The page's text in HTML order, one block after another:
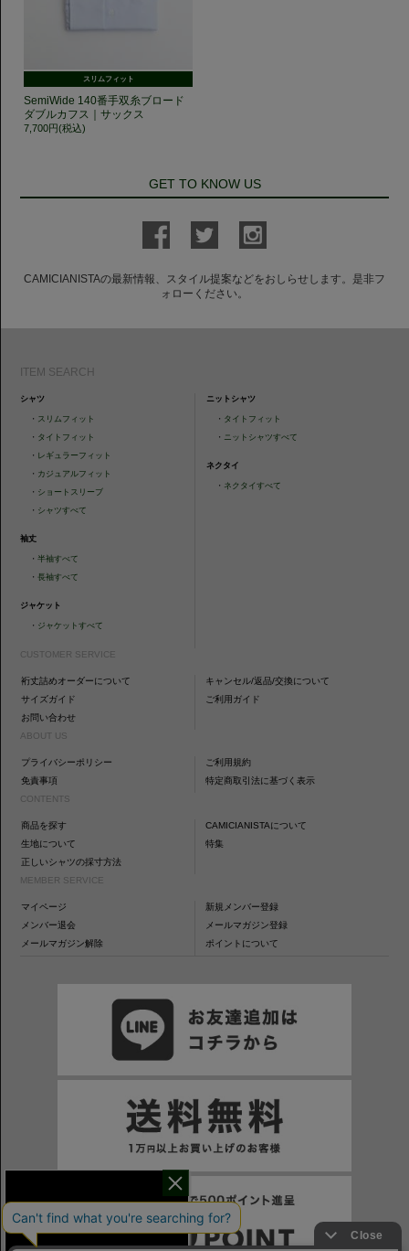
スリムフィット
SemiWide 140番手双糸ブロード
ダブルカフス｜サックス
7,700円(税込)
GET TO KNOW US
CAMICIANISTAの最新情報、スタイル提案などをおしらせします。是非フ
ォローください。
ITEM SEARCH
シャツ
・ スリムフィット
・ タイトフィット
・ レギュラーフィット
・ カジュアルフィット
・ ショートスリーブ
・ シャツすべて
袖丈
・半袖すべて
・長袖すべて
ジャケット
・ ジャケットすべて
ニットシャツ
・ タイトフィット
・ ニットシャツすべて
ネクタイ
・ ネクタイすべて
CUSTOMER SERVICE
裄丈詰めオーダーについて
キャンセル/返品/交換について
サイズガイド
ご利用ガイド
お問い合わせ
ABOUT US
プライバシーポリシー
ご利用規約
免責事項
特定商取引法に基づく表示
CONTENTS
商品を探す
CAMICIANISTAについて
生地について
特集
正しいシャツの採寸方法
MEMBER SERVICE
マイページ
新規メンバー登録
メンバー退会
メールマガジン登録
メールマガジン解除
ポイントについて